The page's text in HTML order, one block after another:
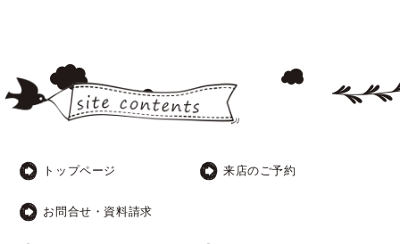
トップページ 来店のご予約
お問合せ・資料請求